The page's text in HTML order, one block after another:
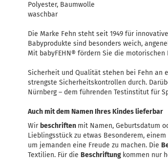
Polyester, Baumwolle
waschbar
Die Marke Fehn steht seit 1949 für
Babyprodukte sind besonders weich,
Mit babyFEHN® fördern Sie die
Sicherheit und Qualität stehen bei Fehn an
strengste Sicherheitskontrollen durch.
Nürnberg – dem führenden Testinstitut für
Auch mit dem Namen Ihres Kindes lieferbar
Wir beschriften mit Namen, Geburtsdatum
Lieblingsstück zu etwas Besonderem,
um jemanden eine Freude zu machen. Die
Textilien. Für die Beschriftung kommen nur